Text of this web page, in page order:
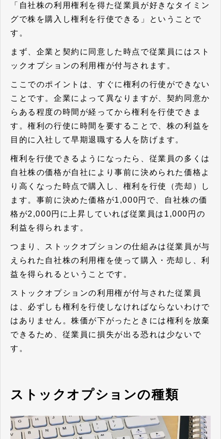
「自社株の利用権利を得た従業員が好きなタイミン
グで株を購入し権利を行使できる」ということで
す。
まず、企業と契約に同意した時点で従業員にはスト
ックオプションの利用権が付与されます。
ここでのポイントは、すぐに権利の行使ができない
ことです。企業によって異なりますが、契約同意か
らある程度の時間が経ってから権利を行使できま
す。権利の行使に時間を要することで、株の利益を
目的に入社して早期退職する人を防げます。
権利を行使できるようになったら、従業員の多くは
自社株の価格が自社により事前に決められた価格よ
り高くなった時点で購入し、権利を行使（売却）し
ます。事前に決めた価格が1,000円で、自社株の価
格が2,000円に上昇していれば従業員は1,000円の
利益を得られます。
つまり、ストックオプションの仕組みは従業員が与
えられた自社株の利用権を使って購入・売却し、利
益を得られるということです。
ストックオプションの利用権が付与された従業員
は、必ずしも権利を行使しなければならないわけで
はありません。株価が下がったときには権利を放棄
できるため、従業員に損失が出る恐れは少ないで
す。
ストックオプションの種類